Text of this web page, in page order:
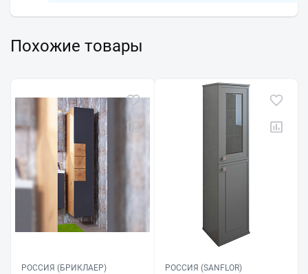
Похожие товары
РОССИЯ (БРИКЛАЕР) РОССИЯ (SANFLOR)